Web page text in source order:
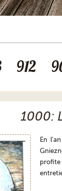
912
1000:
En
profite